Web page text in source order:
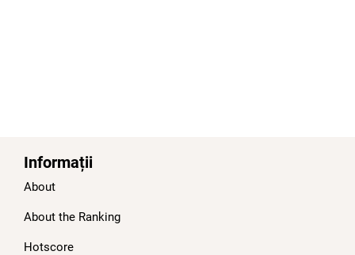
Informații
About
About the Ranking
Hotscore